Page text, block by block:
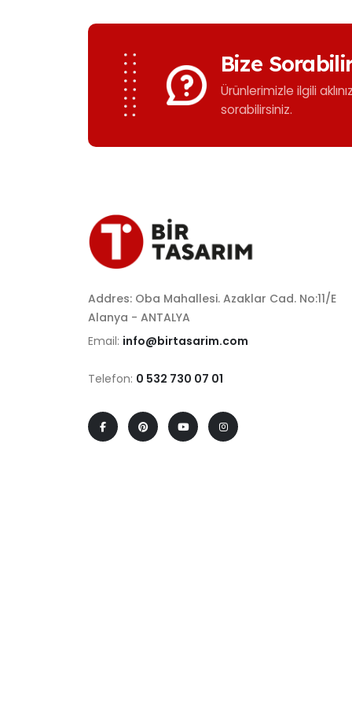
Bize
Ürünlerimizle ilgili
sorabilirsiniz.
Addres: Oba Mahallesi. Azaklar Cad. No:11/E
Alanya - ANTALYA
Email: info@birtasarim.com
Telefon: 0 532 730 07 01